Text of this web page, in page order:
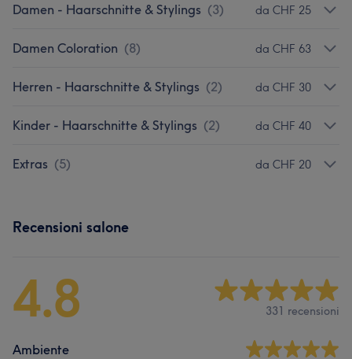
Damen - Haarschnitte & Stylings (3) da CHF 25
Damen Coloration (8) da CHF 63
Herren - Haarschnitte & Stylings (2) da CHF 30
Kinder - Haarschnitte & Stylings (2) da CHF 40
Extras (5) da CHF 20
Recensioni salone
4.8 331 recensioni
Ambiente